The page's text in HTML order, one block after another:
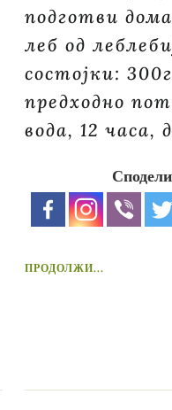
подготви
леб од
состојки:
предходно
вода, 12 часа,
ПРОДОЛЖИ...